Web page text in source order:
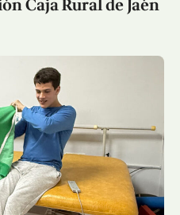
Caja Rural de Jaén